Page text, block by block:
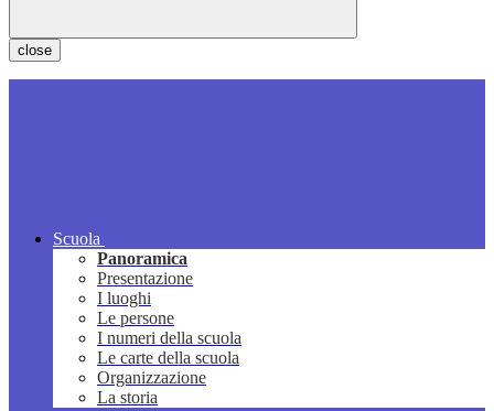
close
Scuola
Panoramica
Presentazione
I luoghi
Le persone
I numeri della scuola
Le carte della scuola
Organizzazione
La storia